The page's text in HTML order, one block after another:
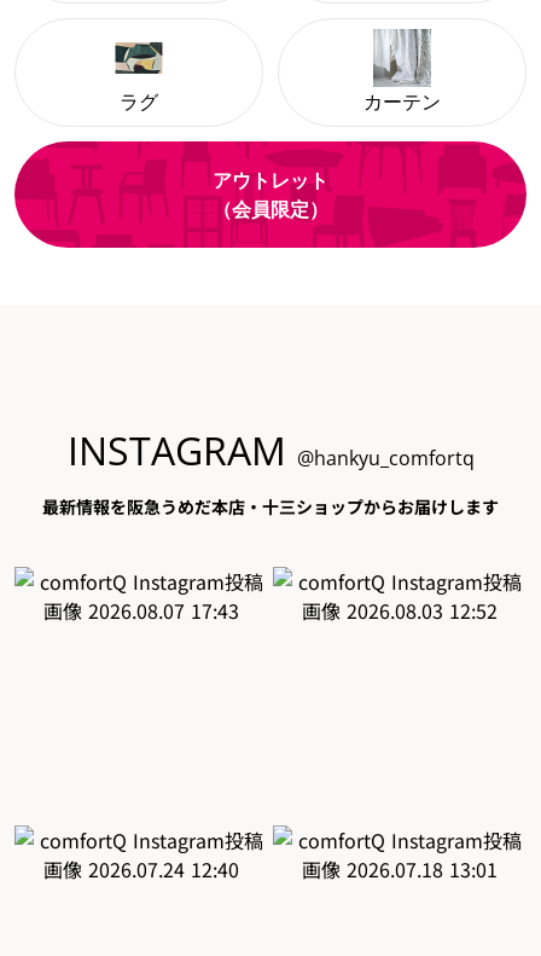
ラグ カーテン
アウトレット
（会員限定）
INSTAGRAM @hankyu_comfortq
最新情報を阪急うめだ本店・十三ショップからお届けします